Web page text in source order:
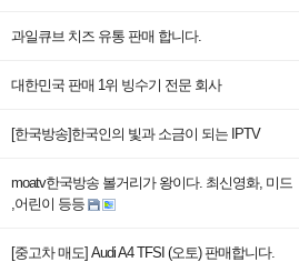
과일큐브 치즈 유통 판매 합니다.
대한민국 판매 1위 빙수기 전문 회사
[한국방송]한국인의 빛과 소금이 되는 IPTV
moatv한국방송 볼거리가 왕이다. 최신영화, 미드
,어린이 등등
[중고차 매도] Audi A4 TFSI (오토) 판매합니다.